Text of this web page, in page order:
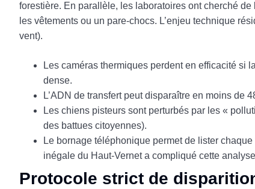
forestière. En parallèle, les laboratoires ont cherché
les vêtements ou un pare-chocs. L’enjeu technique
vent).
Les caméras thermiques perdent en efficacité si
dense.
L’ADN de transfert peut disparaître en moins de
Les chiens pisteurs sont perturbés par les «
des battues citoyennes).
Le bornage téléphonique permet de lister
inégale du Haut-Vernet a compliqué cette
Protocole strict de